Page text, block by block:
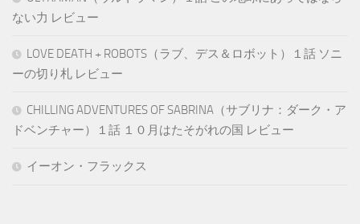
ない力 レビュー
LOVE DEATH + ROBOTS（ラブ、デス＆ロボット）１話 ソニ
ーの切り札 レビュー
CHILLING ADVENTURES OF SABRINA（サブリナ：ダーク・ア
ドベンチャー）１話 １０月はたそがれの国 レビュー
イーオン・フラックス